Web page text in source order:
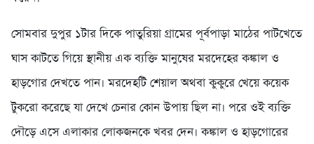
সোমবার দুপুর ১টার দিকে পাতুরিয়া গ্রামের পূর্বপাড়া মাঠের পাটখেতে
ঘাস কাটতে গিয়ে স্থানীয় এক ব্যক্তি মানুষের মরদেহের কঙ্কাল ও
হাড়গোর দেখতে পান। মরদেহটি শেয়াল অথবা কুকুরে খেয়ে কয়েক
টুকরো করেছে যা দেখে চেনার কোন উপায় ছিল না। পরে ওই ব্যক্তি
দৌড়ে এসে এলাকার লোকজনকে খবর দেন। কঙ্কাল ও হাড়গোরের